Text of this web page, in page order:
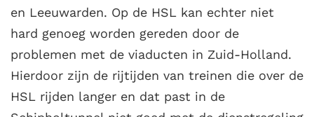
en Leeuwarden. Op de HSL kan echter niet
hard genoeg worden gereden door de
problemen met de viaducten in Zuid-Holland.
Hierdoor zijn de rijtijden van treinen die over de
HSL rijden langer en dat past in de